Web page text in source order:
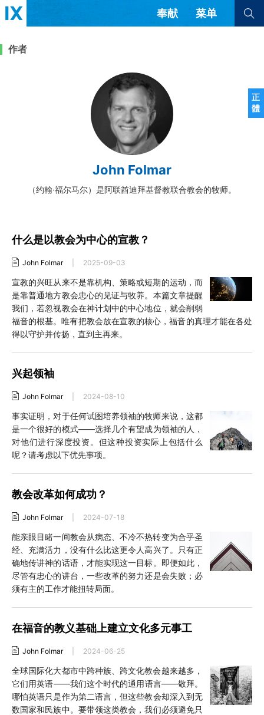
正
體
奉献 菜单
书评 访谈
解经式讲道与神学
福音传讲与宣教 成员制与教会纪律
查看全部
查看全部
隐私条款
正體中文
西班牙语
葡萄牙语
俄语
越南语
意大利语
韩语
土耳其语
阿尔巴尼亚语
塞尔维亚语
作者
John Folmar
（约翰·福尔马尔）是阿联酋迪拜基督教联合教会的牧师。
什么是以教会为中心的宣教？
John Folmar 2025-09-03
宣教的兴旺从来不是靠机构、策略或短期的运动，而
是靠普通地方教会忠心的见证与牧养。本篇文章提醒
我们，若忽视教会在神计划中的中心地位，就会削弱
福音的根基。唯有把教会放在宣教的核心，福音的真理才能在各处
得以守护并传扬，直到主再来。
兴起领袖
John Folmar 2024-08-10
事实证明，对于任何试图培养领袖的牧师来说，这都
是一个很好的模式——选择几个有望成为领袖的人，
对他们进行深度投资。但这种投资实际上包括什么
呢？请考虑以下优先事项。
教会改革如何成功？
John Folmar 2024-07-18
能亲眼目睹一间教会从病态、不冷不热转变为合乎圣
经、充满活力，没有什么比这更令人高兴了。只有正
确地传讲神的话语，才能实现这一目标。即便如此，
尽管有忠心的讲台，一些改革的努力还是会失败；必
须有主的工作才能扭转局面。
在福音的教义基础上建立文化多元事工
John Folmar 2024-06-25
全球国际化大都市中跨种族、跨文化教会越来越多，
它们用英语——我们这个时代的通用语言——敬拜。
哪怕英语只是作为第二语言，但这些教会却深入到无
数国家和民族中。要带领这类教会，我们必须避免只